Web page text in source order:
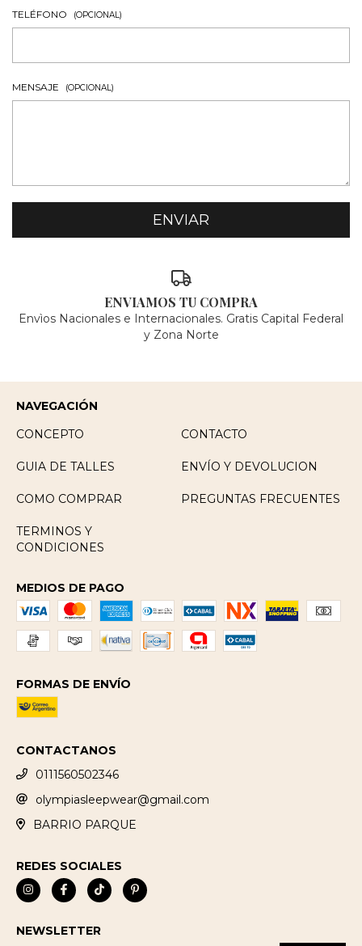
TELÉFONO (OPCIONAL)
MENSAJE (OPCIONAL)
ENVIAMOS TU COMPRA
Envìos Nacionales e Internacionales. Gratis Capital Federal
y Zona Norte
NAVEGACIÓN
CONCEPTO
CONTACTO
GUIA DE TALLES ENVÍO Y DEVOLUCION
COMO COMPRAR PREGUNTAS FRECUENTES
TERMINOS Y
CONDICIONES
MEDIOS DE PAGO
FORMAS DE ENVÍO
CONTACTANOS
0111560502346
olympiasleepwear@gmail.com
BARRIO PARQUE
REDES SOCIALES
NEWSLETTER